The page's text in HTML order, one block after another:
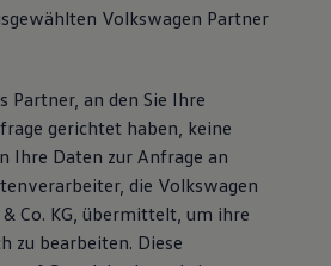
Volkswagen Partner
Partner, an den Sie Ihre
gerichtet haben, keine
Ihre Daten zur Anfrage an
die Volkswagen
Co. KG, übermittelt, um ihre
zu bearbeiten. Diese